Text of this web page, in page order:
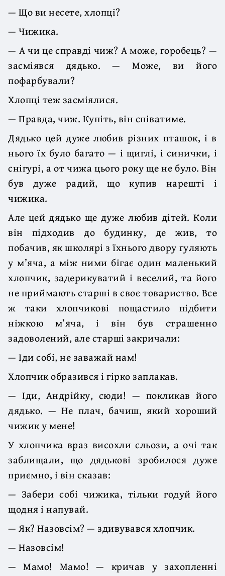
— Що ви несете, хлопці?
— Чижика.
— А чи це справді чиж? А може, горобець? —
засміявся дядько. — Може, ви його
пофарбували?
Хлопці теж засміялися.
— Правда, чиж. Купіть, він співатиме.
Дядько цей дуже любив різних пташок, і в
нього їх було багато — і щиглі, і синички, і
снігурі, а от чижа цього року ще не було. Він
був дуже радий, що купив нарешті і
чижика.
Але цей дядько ще дуже любив дітей. Коли
він підходив до будинку, де жив, то
побачив, як школярі з їхнього двору гуляють
у м’яча, а між ними бігає один маленький
хлопчик, задерикуватий і веселий, та його
не приймають старші в своє товариство. Все
ж таки хлопчикові пощастило підбити
ніжкою м’яча, і він був страшенно
задоволений, але старші закричали:
— Іди собі, не заважай нам!
Хлопчик образився і гірко заплакав.
— Іди, Андрійку, сюди! — покликав його
дядько. — Не плач, бачиш, який хороший
чижик у мене!
У хлопчика враз висохли сльози, а очі так
заблищали, що дядькові зробилося дуже
приємно, і він сказав:
— Забери собі чижика, тільки годуй його
щодня і напувай.
— Як? Назовсім? — здивувався хлопчик.
— Назовсім!
— Мамо! Мамо! — кричав у захопленні